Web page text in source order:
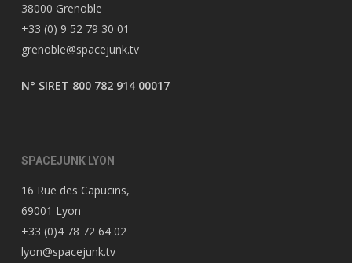
38000 Grenoble
+33 (0) 9 52 79 30 01
grenoble@spacejunk.tv
N° SIRET 800 782 914 00017
SPACEJUNK LYON
16 Rue des Capucins,
69001 Lyon
+33 (0)4 78 72 64 02
lyon@spacejunk.tv